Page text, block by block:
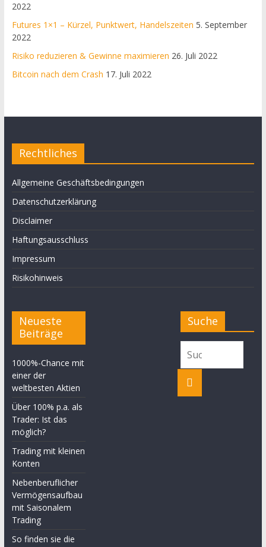
2022
Futures 1×1 – Kürzel, Punktwert, Handelszeiten 5. September
2022
Risiko reduzieren & Gewinne maximieren 26. Juli 2022
Bitcoin nach dem Crash 17. Juli 2022
Rechtliches
Allgemeine Geschäftsbedingungen
Datenschutzerklärung
Disclaimer
Haftungsausschluss
Impressum
Risikohinweis
Neueste
Beiträge
1000%-Chance mit
einer der
weltbesten Aktien
Über 100% p.a. als
Trader: Ist das
möglich?
Trading mit kleinen
Konten
Nebenberuflicher
Vermögensaufbau
mit Saisonalem
Trading
So finden sie die
Suche